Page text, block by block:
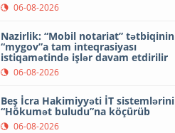
06-08-2026
Nazirlik: “Mobil notariat” tətbiqinin
“mygov”a tam inteqrasiyası
istiqamətində işlər davam etdirilir
06-08-2026
Beş İcra Hakimiyyəti İT sistemlərini
“Hökumət buludu”na köçürüb
06-08-2026